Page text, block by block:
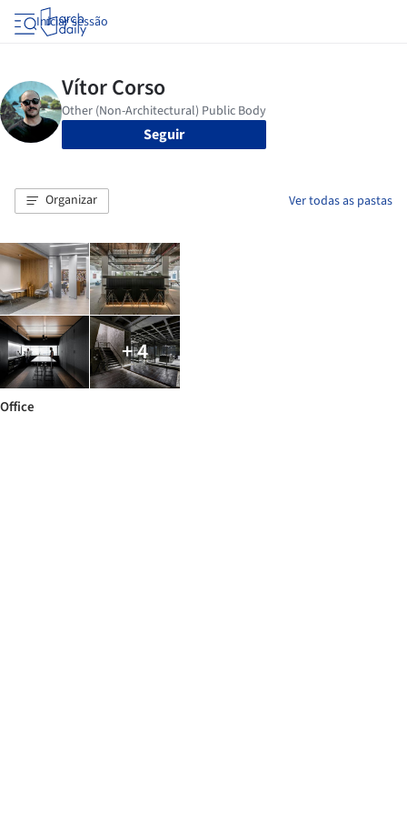
Iniciar sessão
Seguir
Organizar Ver todas as pastas
+ 4
Office